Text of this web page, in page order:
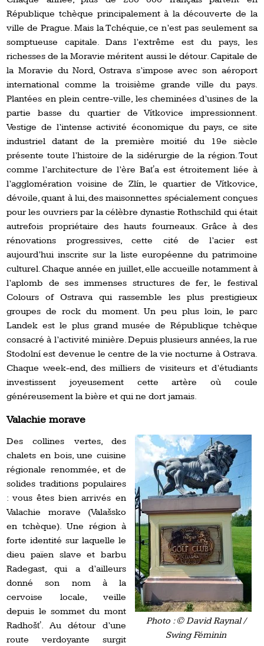
République tchèque principalement à la découverte de la
ville de Prague. Mais la Tchéquie, ce n’est pas seulement sa
somptueuse capitale. Dans l’extrême est du pays, les
richesses de la Moravie méritent aussi le détour. Capitale de
la Moravie du Nord, Ostrava s’impose avec son aéroport
international comme la troisième grande ville du pays.
Plantées en plein centre-ville, les cheminées d’usines de la
partie basse du quartier de Vítkovice impressionnent.
Vestige de l’intense activité économique du pays, ce site
industriel datant de la première moitié du 19e siècle
présente toute l’histoire de la sidérurgie de la région. Tout
comme l’architecture de l’ère Baťa est étroitement liée à
l’agglomération voisine de Zlín, le quartier de Vítkovice,
dévoile, quant à lui, des maisonnettes spécialement conçues
pour les ouvriers par la célèbre dynastie Rothschild qui était
autrefois propriétaire des hauts fourneaux. Grâce à des
rénovations progressives, cette cité de l’acier est
aujourd’hui inscrite sur la liste européenne du patrimoine
culturel. Chaque année en juillet, elle accueille notamment à
l’aplomb de ses immenses structures de fer, le festival
Colours of Ostrava qui rassemble les plus prestigieux
groupes de rock du moment. Un peu plus loin, le parc
Landek est le plus grand musée de République tchèque
consacré à l’activité minière. Depuis plusieurs années, la rue
Stodolní est devenue le centre de la vie nocturne à Ostrava.
Chaque week-end, des milliers de visiteurs et d’étudiants
investissent joyeusement cette artère où coule
généreusement la bière et qui ne dort jamais.
Valachie morave
Photo : © David Raynal /
Swing Féminin
Des collines vertes, des
chalets en bois, une cuisine
régionale renommée, et de
solides traditions populaires
: vous êtes bien arrivés en
Valachie morave (Valašsko
en tchèque). Une région à
forte identité sur laquelle le
dieu païen slave et barbu
Radegast, qui a d’ailleurs
donné son nom à la
cervoise locale, veille
depuis le sommet du mont
Radhošť. Au détour d’une
route verdoyante surgit